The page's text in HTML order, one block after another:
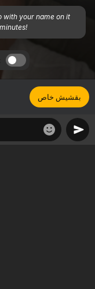
with your name on it
بقشيش خاص